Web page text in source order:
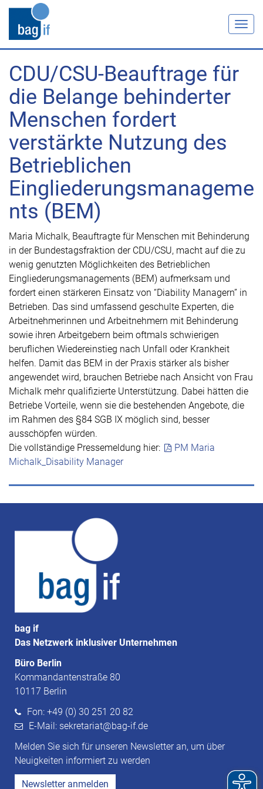
CDU/CSU-Beauftrage für
die Belange behinderter
Menschen fordert
verstärkte Nutzung des
Betrieblichen
Eingliederungsmanageme
nts (BEM)
Maria Michalk, Beauftragte für Menschen mit Behinderung
in der Bundestagsfraktion der CDU/CSU, macht auf die zu
wenig genutzten Möglichkeiten des Betrieblichen
Eingliederungsmanagements (BEM) aufmerksam und
fordert einen stärkeren Einsatz von “Diability Managern” in
Betrieben. Das sind umfassend geschulte Experten, die
Arbeitnehmerinnen und Arbeitnehmern mit Behinderung
sowie ihren Arbeitgebern beim oftmals schwierigen
beruflichen Wiedereinstieg nach Unfall oder Krankheit
helfen. Damit das BEM in der Praxis stärker als bisher
angewendet wird, brauchen Betriebe nach Ansicht von Frau
Michalk mehr qualifizierte Unterstützung. Dabei hätten die
Betriebe Vorteile, wenn sie die bestehenden Angebote, die
im Rahmen des §84 SGB IX möglich sind, besser
ausschöpfen würden.
Die vollständige Pressemeldung hier:
PM Maria
Michalk_Disability Manager
bag if
Das Netzwerk inklusiver Unternehmen
Büro Berlin
Kommandantenstraße 80
10117 Berlin
Fon: +49 (0) 30 251 20 82
E-Mail: sekretariat@bag-if.de
Melden Sie sich für unseren Newsletter an, um über
Neuigkeiten informiert zu werden
Newsletter anmelden